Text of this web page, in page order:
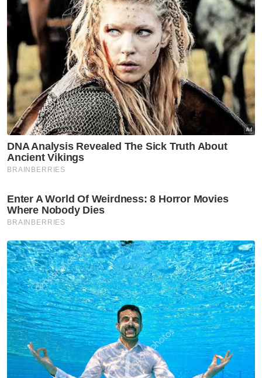
Jelas beliau, dari sudut pendekatan
penyiasatan pula, SPRM memperkenalkan
Intelligence Based Investigations (IBI) iaitu
kaedah siasatan proaktif berasaskan risikan
dan analisis data bagi mengesan jenayah
sebelum laporan dibuat.
"Pendekatan ini memberi fokus kepada kes
rasuah bersindiket dan 'grand corruption'
dengan penggunaan teknologi forensik
kewangan bagi menjejaki aliran dana.
"IBI turut dikreditkan sebagai antara faktor
yang menyumbang kepada kadar sabitan
kes SPRM sehingga 95 peratus, selain
menjadi asas pemodenan operasi agensi itu,"
ujarnya.
Selain itu, latihan khusus turut diperkenalkan
melalui Akademi Pencegahan Rasuah
Malaysia (MACA) bagi memperkukuh
kepakaran pegawai.
Menurut beliau, antara kejayaan ketara IBI
ialah pendedahan sindiket 'Counter Setting' di